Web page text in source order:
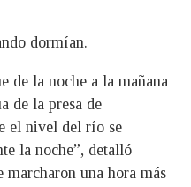
dormían.
de la noche a la mañana
de la presa de
el nivel del río se
la noche”, detalló
marcharon una hora más